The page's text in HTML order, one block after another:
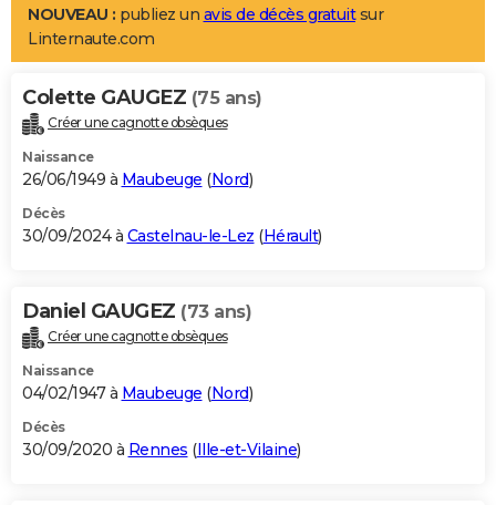
LIFESTYLE
Art de vivre
Bien-être
Loisirs
Mode
Modes de vie
Alimentation
Guide de la santé
Maladies
Médicaments
Sommeil
VOYAGE
Destinations
City break
Voyage nature
Voyage de noces
Forum
Climat
+PHOTO
GUIDES D'ACHAT
BONS PLANS
Carte de Noël
Carte Bonne année
Carte Saint-Valentin
Carte Pâques
Carte d'anniversaire
DICTIONNAIRE
Dictionnaire
Biographies
Citations
Expressions
Proverbes
PROGRAMME TV
S'inscrire
Se connecter
Lycées
Collèges
Primaires
Universités
Entreprises
Service militaire
Avis de recherche
AVIS DE DÉCÈS
NOUVEAU : publiez un avis de décès gratuitsur
Linternaute.com
Colette GAUGEZ (75 ans)
Créer une cagnotte obsèques
Naissance
26/06/1949 à Maubeuge (Nord)
Décès
30/09/2024 à Castelnau-le-Lez (Hérault)
Daniel GAUGEZ (73 ans)
Créer une cagnotte obsèques
Naissance
04/02/1947 à Maubeuge (Nord)
Décès
30/09/2020 à Rennes (Ille-et-Vilaine)